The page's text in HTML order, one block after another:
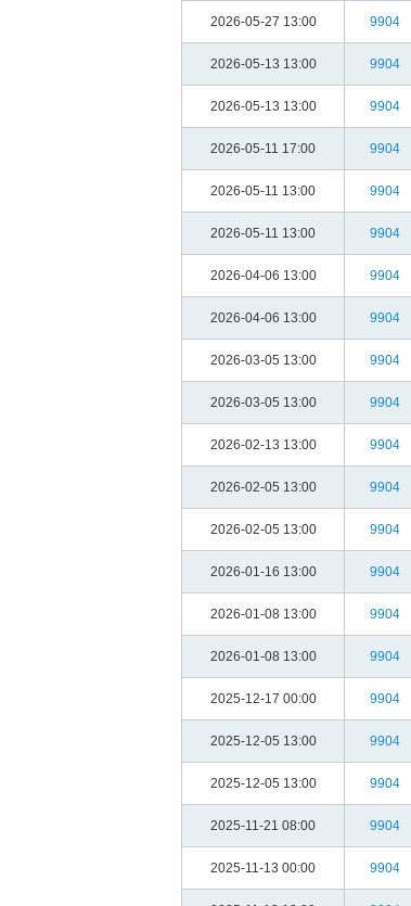
2026-05-27 13:00 9904
2026-05-13 13:00 9904
2026-05-13 13:00 9904
2026-05-11 17:00 9904
2026-05-11 13:00 9904
2026-05-11 13:00 9904
2026-04-06 13:00 9904
2026-04-06 13:00 9904
2026-03-05 13:00 9904
2026-03-05 13:00 9904
2026-02-13 13:00 9904
2026-02-05 13:00 9904
2026-02-05 13:00 9904
2026-01-16 13:00 9904
2026-01-08 13:00 9904
2026-01-08 13:00 9904
2025-12-17 00:00 9904
2025-12-05 13:00 9904
2025-12-05 13:00 9904
2025-11-21 08:00 9904
2025-11-13 00:00 9904